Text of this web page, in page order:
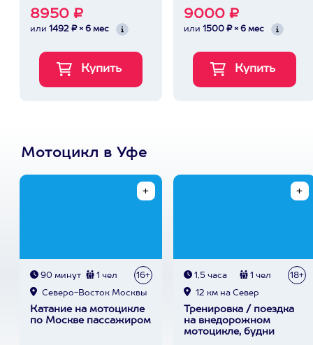
8950 ₽
или 1492 ₽ × 6 мес
9000 ₽
или 1500 ₽ × 6 мес
Мотоцикл в Уфе
90 минут 1 чел 16+
Северо-Восток Москвы
Катание на мотоцикле
по Москве пассажиром
1,5 часа 1 чел 18+
12 км на Север
Тренировка / поездка
на внедорожном
мотоцикле, будни